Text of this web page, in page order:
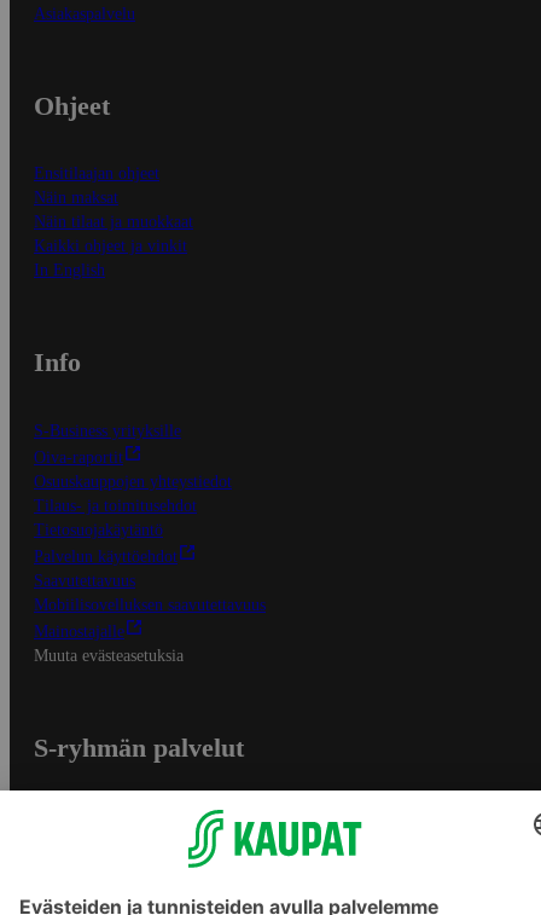
Asiakaspalvelu
Ohjeet
Ensitilaajan ohjeet
Näin maksat
Näin tilaat ja muokkaat
Kaikki ohjeet ja vinkit
In English
Info
S-Business yrityksille
Oiva-raportit
Osuuskauppojen yhteystiedot
Tilaus- ja toimitusehdot
Tietosuojakäytäntö
Palvelun käyttöehdot
Saavutettavuus
Mobiilisovelluksen saavutettavuus
Mainostajalle
Muuta evästeasetuksia
S-ryhmän palvelut
Yhteishyvä Ruoka -sovellus
S-ostoslista -sovellus